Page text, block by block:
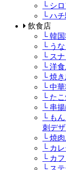
└ シ
└ ハ
飲食店
└ 韓
└ う
└ ス
└ 洋
└ 焼
└ 中
└ た
└ 串
└ も
刺デ
└ 焼
└ カ
└ カ
└ ス